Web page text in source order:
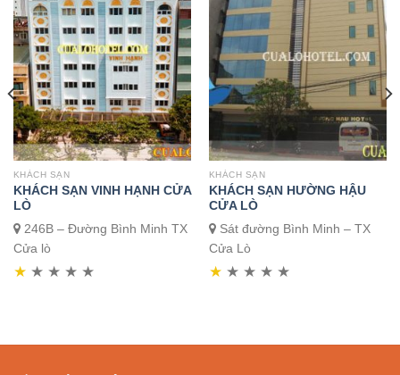
KHÁCH SẠN
KHÁCH SẠN VINH HẠNH CỬA
LÒ
246B – Đường Bình Minh TX
Cửa lò
★ ★ ★ ★ ★
KHÁCH SẠN
KHÁCH SẠN HƯỜNG HẬU
CỬA LÒ
Sát đường Bình Minh – TX
Cửa Lò
★ ★ ★ ★ ★